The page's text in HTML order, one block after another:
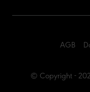
© Copyright -
AGB